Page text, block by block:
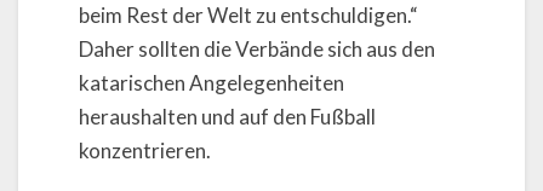
beim Rest der Welt zu entschuldigen.“
Daher sollten die Verbände sich aus den
katarischen Angelegenheiten
heraushalten und auf den Fußball
konzentrieren.